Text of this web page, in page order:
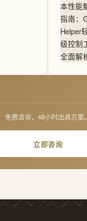
免费咨询，48小时出具方案
立即咨询